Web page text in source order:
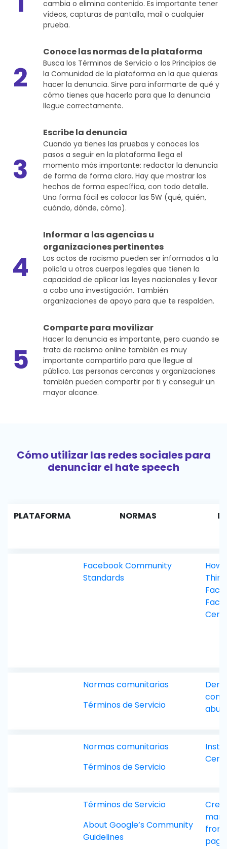
cambia o elimina contenido. Es importante tener
vídeos, capturas de pantalla, mail o cualquier
prueba.
2
Conoce las normas de la plataforma
Busca los Términos de Servicio o los Principios de
la Comunidad de la plataforma en la que quieras
hacer la denuncia. Sirve para informarte de qué y
cómo tienes que hacerlo para que la denuncia
llegue correctamente.
3
Escribe la denuncia
Cuando ya tienes las pruebas y conoces los
pasos a seguir en la plataforma llega el
momento más importante: redactar la denuncia
de forma de forma clara. Hay que mostrar los
hechos de forma específica, con todo detalle.
Una forma fácil es colocar las 5W (qué, quién,
cuándo, dónde, cómo).
4
Informar a las agencias u
organizaciones pertinentes
Los actos de racismo pueden ser informados a la
policía u otros cuerpos legales que tienen la
capacidad de aplicar las leyes nacionales y llevar
a cabo una investigación. También
organizaciones de apoyo para que te respalden.
5
Comparte para movilizar
Hacer la denuncia es importante, pero cuando se
trata de racismo online también es muy
importante compartirlo para que llegue al
público. Las personas cercanas y organizaciones
también pueden compartir por ti y conseguir un
mayor alcance.
Cómo utilizar las redes sociales para
denunciar el hate speech
PLATAFORMA NORMAS
Facebook Community
Standards
How
Normas comunitarias
Términos de Servicio
Normas comunitarias
Términos de Servicio
Términos de Servicio
About Google’s Community
Guidelines
from